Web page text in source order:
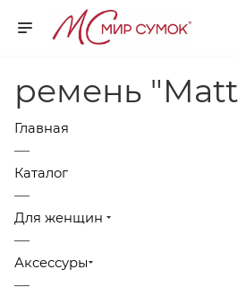
ремень
Главная
—
Каталог
—
Для женщин
—
Аксессуры